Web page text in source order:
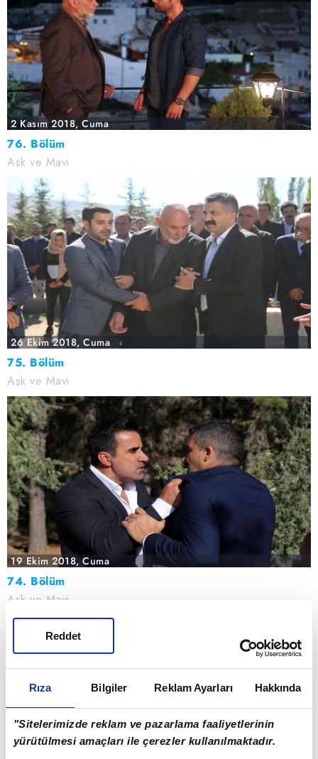
Rıza Bilgiler Reklam Ayarları Hakkında
"Sitelerimizde reklam ve pazarlama faaliyetlerinin
yürütülmesi amaçları ile çerezler kullanılmaktadır.
Reddet
2 Kasım 2018, Cuma
76. Bölüm
Aşk ve Mavi
26 Ekim 2018, Cuma
75. Bölüm
Aşk ve Mavi
19 Ekim 2018, Cuma
74. Bölüm
Aşk ve Mavi
AŞK VE MAVİ FRAGMANLAR TÜMÜ